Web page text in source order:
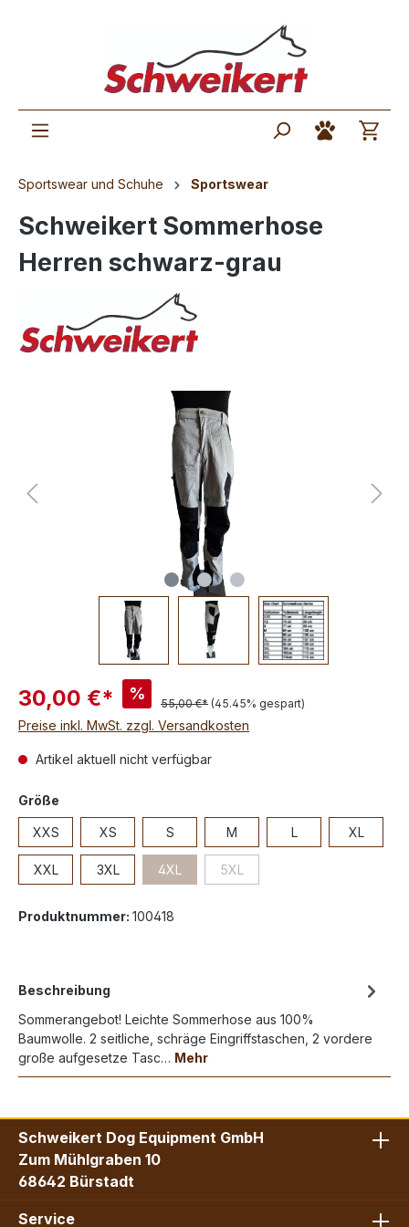
Sportswear und Schuhe Sportswear
Schweikert Sommerhose
Herren schwarz-grau
30,00 €* %
55,00 €* (45.45% gespart)
Preise inkl. MwSt. zzgl. Versandkosten
Artikel aktuell nicht verfügbar
Größe
XXS XS S M L XL
XXL 3XL 4XL 5XL
Produktnummer: 100418
Beschreibung
Sommerangebot! Leichte Sommerhose aus 100%
Baumwolle. 2 seitliche, schräge Eingriffstaschen, 2 vordere
große aufgesetze Tasc… Mehr
Schweikert Dog Equipment GmbH
Zum Mühlgraben 10
68642 Bürstadt
Service